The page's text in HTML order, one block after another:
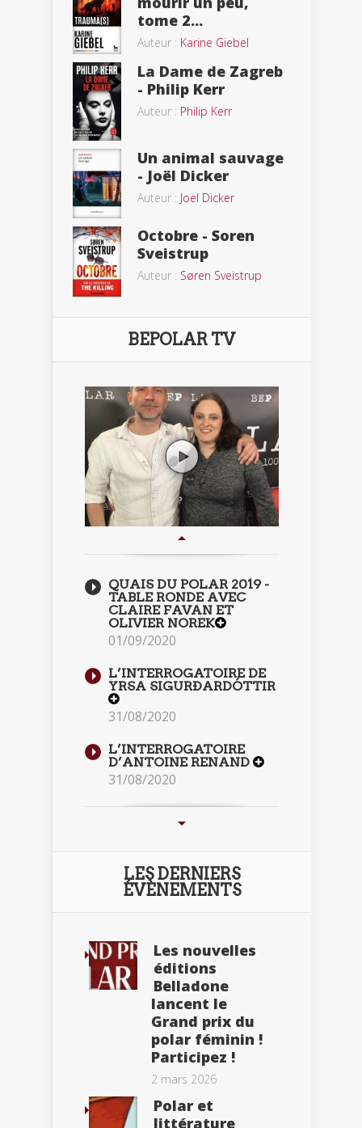
tome 2...
Auteur : Karine Giebel
La Dame de Zagreb
- Philip Kerr
Auteur : Philip Kerr
Un animal sauvage
- Joël Dicker
Auteur : Joël Dicker
Octobre - Soren
Sveistrup
Auteur : Søren Sveistrup
BEPOLAR TV
QUAIS DU POLAR 2019 -
TABLE RONDE AVEC
CLAIRE FAVAN ET
OLIVIER NOREK
01/09/2020
L’INTERROGATOIRE DE
YRSA SIGURÐARDÓTTIR
31/08/2020
L’INTERROGATOIRE
D’ANTOINE RENAND
31/08/2020
LES DERNIERS
ÉVÈNEMENTS
Les nouvelles
éditions
Belladone
lancent le
Grand prix du
polar féminin !
Participez !
2 mars 2026
Polar et
littérature